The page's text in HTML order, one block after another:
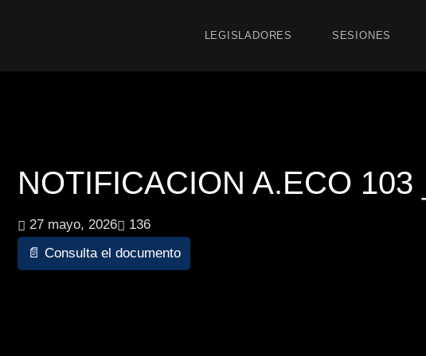
LEGISLADORES SESIONES
NOTIFICACION A.ECO 103
27 mayo, 2026
136
📄 Consulta el documento